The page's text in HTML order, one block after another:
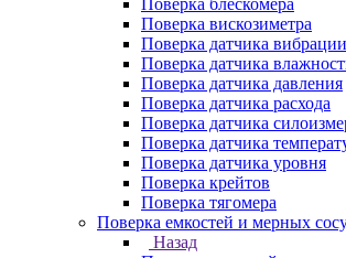
Поверка блескомера
Поверка вискозиметра
Поверка датчика вибрации
Поверка датчика
Поверка датчика давления
Поверка датчика расхода
Поверка датчика
Поверка датчика
Поверка датчика уровня
Поверка крейтов
Поверка тягомера
Поверка емкостей и мерных
Назад